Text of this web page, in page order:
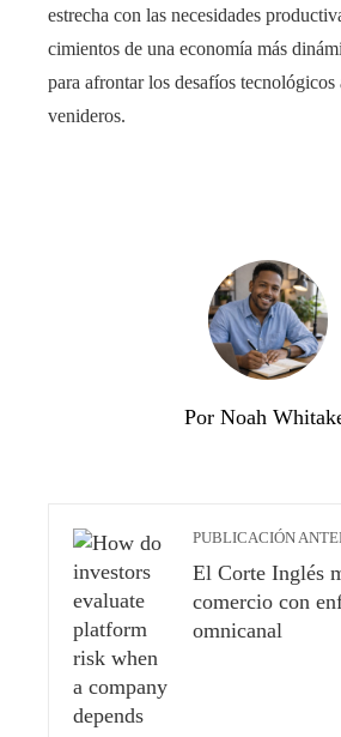
estrecha con las necesidades
cimientos de una economía más
para afrontar los desafíos tecnológicos
venideros.
Por Noah
PUBLICACIÓN
El Corte Inglés
comercio con
omnicanal